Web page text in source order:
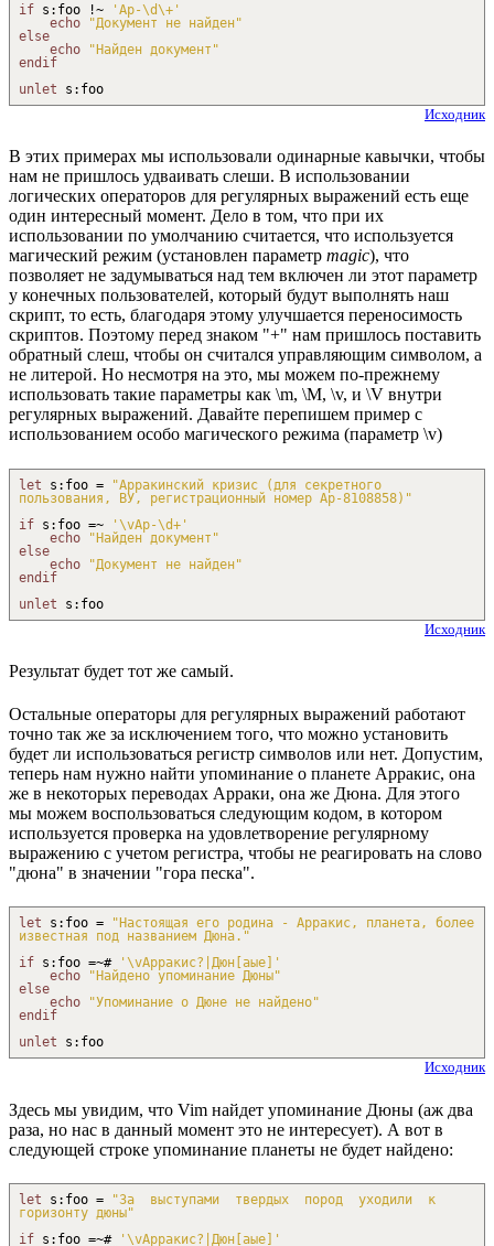
if s : foo !~ 'Ар-\d\+ '
echo
"Документ не найден"
else
echo
"Найден документ"
endif
unlet s : foo
Исходник
В этих примерах мы использовали одинарные кавычки, чтобы
нам не пришлось удваивать слеши. В использовании
логических операторов для регулярных выражений есть еще
один интересный момент. Дело в том, что при их
использовании по умолчанию считается, что используется
магический режим (установлен параметр magic), что
позволяет не задумываться над тем включен ли этот параметр
у конечных пользователей, который будут выполнять наш
скрипт, то есть, благодаря этому улучшается переносимость
скриптов. Поэтому перед знаком "+" нам пришлось поставить
обратный слеш, чтобы он считался управляющим символом, а
не литерой. Но несмотря на это, мы можем по-прежнему
использовать такие параметры как \m, \M, \v, и \V внутри
регулярных выражений. Давайте перепишем пример с
использованием особо магического режима (параметр \v)
let s : foo =
"Арракинский кризис (для секретного
пользования, ВУ, регистрационный номер Ар-8108858)"
if s : foo =~ ' \vАр-\d+'
echo
"Найден документ"
else
echo
"Документ не найден"
endif
unlet s : foo
Исходник
Результат будет тот же самый.
Остальные операторы для регулярных выражений работают
точно так же за исключением того, что можно установить
будет ли использоваться регистр символов или нет. Допустим,
теперь нам нужно найти упоминание о планете Арракис, она
же в некоторых переводах Арраки, она же Дюна. Для этого
мы можем воспользоваться следующим кодом, в котором
используется проверка на удовлетворение регулярному
выражению с учетом регистра, чтобы не реагировать на слово
"дюна" в значении "гора песка".
let s : foo =
"Настоящая его родина - Арракис, планета, более
известная под названием Дюна."
if s : foo =~# ' \vАрракис?|Дюн[аые]'
echo
"Найдено упоминание Дюны"
else
echo
"Упоминание о Дюне не найдено"
endif
unlet s : foo
Исходник
Здесь мы увидим, что Vim найдет упоминание Дюны (аж два
раза, но нас в данный момент это не интересует). А вот в
следующей строке упоминание планеты не будет найдено:
let s : foo =
"За выступами твердых пород уходили к
горизонту дюны"
if s : foo =~# ' \vАрракис?|Дюн[аые]'